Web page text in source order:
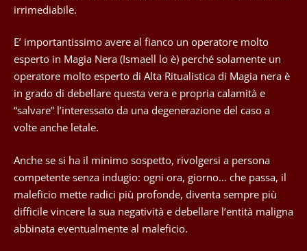
irrimediabile.
E’ importantissimo avere al fianco un operatore molto
esperto in Magia Nera (Ismaell lo è) perché solamente un
operatore molto esperto di Alta Ritualistica di Magia nera è
in grado di debellare questa vera e propria calamità e
“salvare” l’interessato da una degenerazione del caso a
volte anche letale.
Anche se si ha il minimo sospetto, rivolgersi a persona
competente senza indugio: ogni ora, giorno… che passa, il
maleficio mette radici più profonde, diventa sempre più
difficile vincere la sua negatività e debellare l’entità maligna
abbinata eventualmente al maleficio.